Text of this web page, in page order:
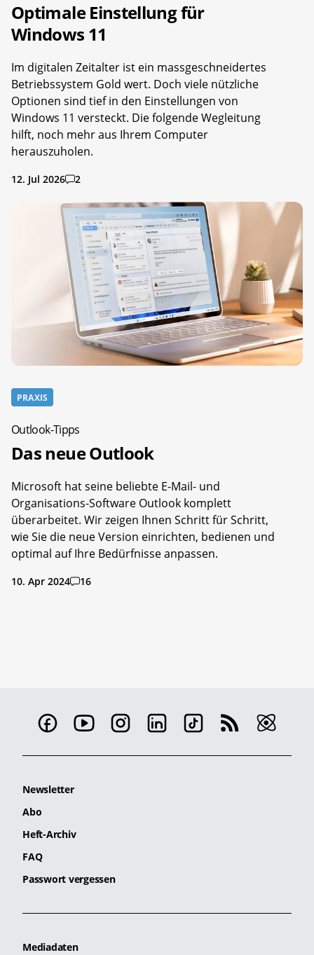
Optimale Einstellung für
Windows 11
Im digitalen Zeitalter ist ein massgeschneidertes
Betriebssystem Gold wert. Doch viele nützliche
Optionen sind tief in den Einstellungen von
Windows 11 versteckt. Die folgende Wegleitung
hilft, noch mehr aus Ihrem Computer
herauszuholen.
12. Jul 2026 2
PRAXIS
Outlook-Tipps
Das neue Outlook
Microsoft hat seine beliebte E-Mail- und
Organisations-Software Outlook komplett
überarbeitet. Wir zeigen Ihnen Schritt für Schritt,
wie Sie die neue Version einrichten, bedienen und
optimal auf Ihre Bedürfnisse anpassen.
10. Apr 2024 16
Newsletter
Abo
Heft-Archiv
FAQ
Passwort vergessen
Mediadaten